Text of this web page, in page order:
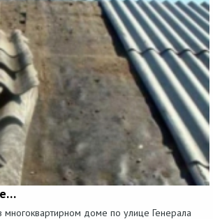
многоквартирном доме по улице Генерала